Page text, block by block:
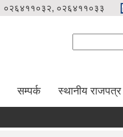
०२६४११०३२, ०२६४११०३३
सम्पर्क स्थानीय राजपत्र